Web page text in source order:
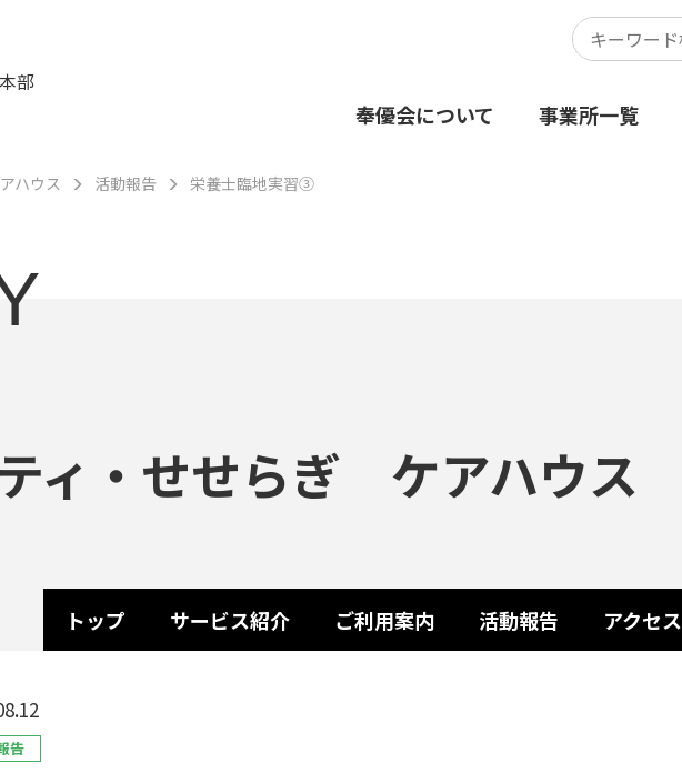
部
奉優会について 事業所一覧
ハウス 活動報告 栄養士臨地実習③
ィ・せせらぎ ケアハウス
トップ サービス紹介 ご利用案内 活動報告 アクセス
告